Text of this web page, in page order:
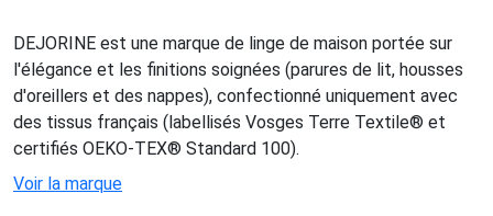
DEJORINE est une marque de linge de maison portée sur
l'élégance et les finitions soignées (parures de lit, housses
d'oreillers et des nappes), confectionné uniquement avec
des tissus français (labellisés Vosges Terre Textile® et
certifiés OEKO-TEX® Standard 100).
Voir la marque